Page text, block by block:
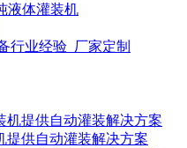
液体灌装机
行业经验_厂家定制
提供自动灌装解决方案